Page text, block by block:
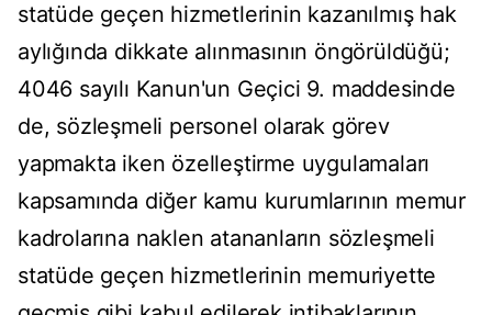
statüde geçen hizmetlerinin kazanılmış hak
aylığında dikkate alınmasının öngörüldüğü;
4046 sayılı Kanun'un Geçici 9. maddesinde
de, sözleşmeli personel olarak görev
yapmakta iken özelleştirme uygulamaları
kapsamında diğer kamu kurumlarının memur
kadrolarına naklen atananların sözleşmeli
statüde geçen hizmetlerinin memuriyette